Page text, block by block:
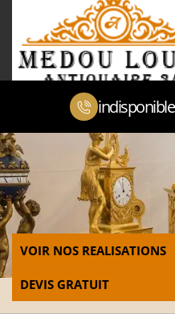
indisponible
VOIR NOS REALISATIONS
DEVIS GRATUIT